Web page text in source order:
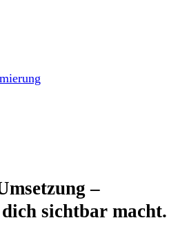
–
sichtbar macht.